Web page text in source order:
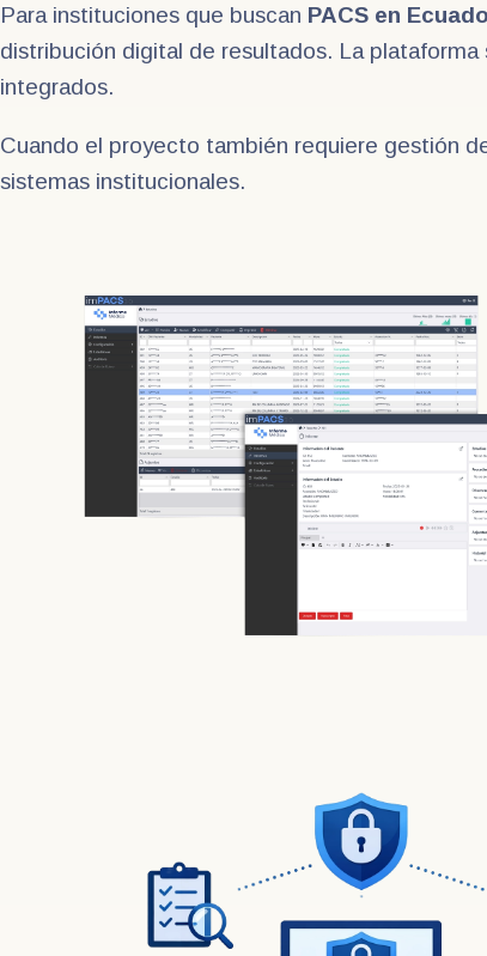
Para instituciones que buscan PACS en
distribución digital de resultados. La
integrados.
Cuando el proyecto también requiere gestión
sistemas institucionales.